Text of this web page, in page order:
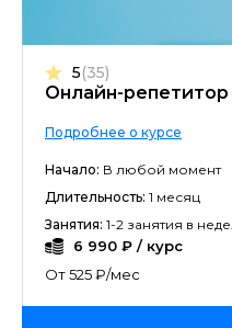
Онлайн-репетитор
5(35)
Подробнее о курсе
Начало: В любой момент
Длительность: 1 месяц
Занятия: 1-2 занятия в
6 990 ₽ / курс
От 525 ₽/мес